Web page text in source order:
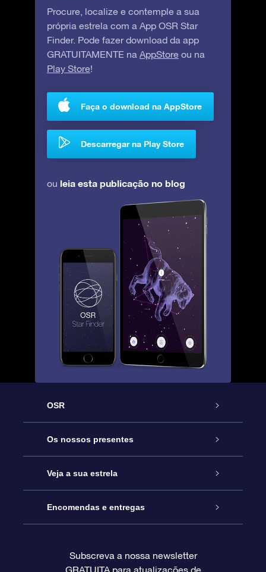
Procure, localize e contemple a sua
própria estrela com a App OSR Star
Finder. Pode fazer download da app
GRATUITAMENTE na AppStore ou na
Play Store!
Faça o download na AppStore
Descarregar na Play Store
ou leia esta publicação no blog
OSR
Serviço
Contactos
O Blog
Os nossos presentes
Prenda Star Online
Pacote Prenda OSR
Veja a sua estrela
Registo de Estrela
Encomendas e entregas
Subscreva a nossa newsletter
GRATUITA para atualizações de